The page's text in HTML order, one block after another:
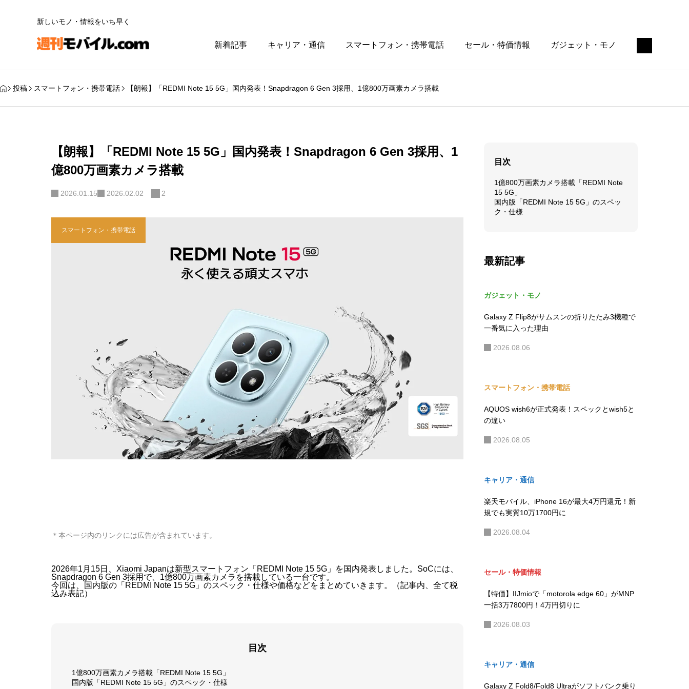
新しいモノ・情報をいち早く
新着記事 キャリア・通信 スマートフォン・携帯電話 セール・特価情報 ガジェット・モノ
投稿 スマートフォン・携帯電話 【朗報】「REDMI Note 15 5G」国内発表！Snapdragon 6 Gen 3採用、1億800万画素カメラ搭載
【朗報】「REDMI Note 15 5G」国内発表！Snapdragon 6 Gen 3採用、1
億800万画素カメラ搭載
2026.01.15 2026.02.02 2
スマートフォン・携帯電話
＊本ページ内のリンクには広告が含まれています。
2026年1月15日、Xiaomi Japanは新型スマートフォン「REDMI Note 15 5G」を国内発表しました。SoCには、
Snapdragon 6 Gen 3採用で、1億800万画素カメラを搭載している一台です。
今回は、国内版の「REDMI Note 15 5G」のスペック・仕様や価格などをまとめていきます。（記事内、全て税
込み表記）
目次
1億800万画素カメラ搭載「REDMI Note 15 5G」
国内版「REDMI Note 15 5G」のスペック・仕様
目次
1億800万画素カメラ搭載「REDMI Note
15 5G」
国内版「REDMI Note 15 5G」のスペッ
ク・仕様
最新記事
ガジェット・モノ
Galaxy Z Flip8がサムスンの折りたたみ3機種で
一番気に入った理由
2026.08.06
スマートフォン・携帯電話
AQUOS wish6が正式発表！スペックとwish5と
の違い
2026.08.05
キャリア・通信
楽天モバイル、iPhone 16が最大4万円還元！新
規でも実質10万1700円に
2026.08.04
セール・特価情報
【特価】IIJmioで「motorola edge 60」がMNP
一括3万7800円！4万円切りに
2026.08.03
キャリア・通信
Galaxy Z Fold8/Fold8 Ultraがソフトバンク乗り